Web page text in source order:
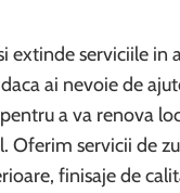
extinde serviciile in
ai nevoie de
a va renova
Oferim servicii de
finisaje de